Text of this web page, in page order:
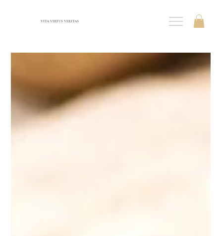
VITA VIRTUS VERITAS